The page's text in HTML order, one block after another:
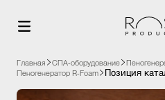
Главная СПА-оборудование
Пеногенератор R-Foam
Позиция